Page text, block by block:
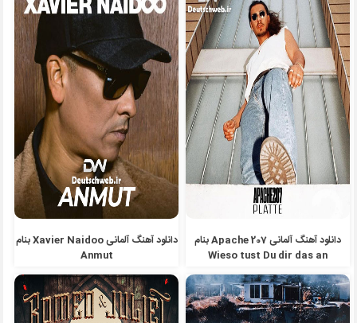
دانلود آهنگ آلمانی Apache 207 بنام
Wieso tust Du dir das an
دانلود آهنگ آلمانی Xavier Naidoo بنام
Anmut